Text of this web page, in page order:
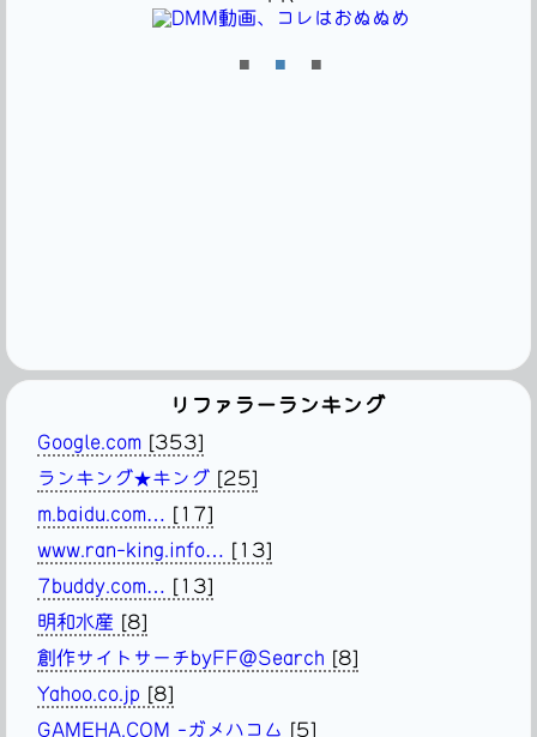
■ ■ ■
リファラーランキング
Google.com [353]
ランキング★キング [25]
m.baidu.com…
[17]
www.ran-king.info…
[13]
7buddy.com…
[13]
明和水産 [8]
創作サイトサーチbyFF@Search [8]
Yahoo.co.jp [8]
GAMEHA.COM -ガメハコム
[5]